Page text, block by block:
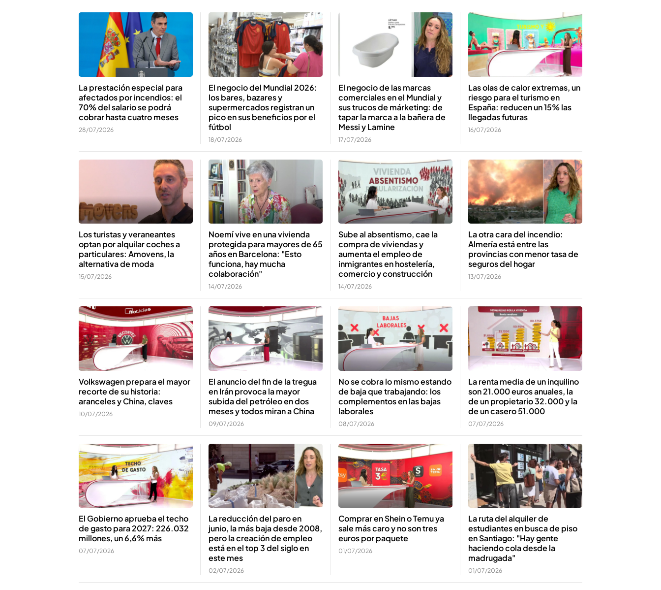
La prestación especial para
afectados por incendios: el
70% del salario se podrá
cobrar hasta cuatro meses
28/07/2026
El negocio del Mundial 2026:
los bares, bazares y
supermercados registran un
pico en sus beneficios por el
fútbol
18/07/2026
El negocio de las marcas
comerciales en el Mundial y
sus trucos de márketing: de
tapar la marca a la bañera de
Messi y Lamine
17/07/2026
Las olas de calor extremas, un
riesgo para el turismo en
España: reducen un 15% las
llegadas futuras
16/07/2026
Los turistas y veraneantes
optan por alquilar coches a
particulares: Amovens, la
alternativa de moda
15/07/2026
Noemí vive en una vivienda
protegida para mayores de 65
años en Barcelona: "Esto
funciona, hay mucha
colaboración"
14/07/2026
Sube al absentismo, cae la
compra de viviendas y
aumenta el empleo de
inmigrantes en hostelería,
comercio y construcción
14/07/2026
La otra cara del incendio:
Almería está entre las
provincias con menor tasa de
seguros del hogar
13/07/2026
Volkswagen prepara el mayor
recorte de su historia:
aranceles y China, claves
10/07/2026
El anuncio del fin de la tregua
en Irán provoca la mayor
subida del petróleo en dos
meses y todos miran a China
09/07/2026
No se cobra lo mismo estando
de baja que trabajando: los
complementos en las bajas
laborales
08/07/2026
La renta media de un inquilino
son 21.000 euros anuales, la
de un propietario 32.000 y la
de un casero 51.000
07/07/2026
El Gobierno aprueba el techo
de gasto para 2027: 226.032
millones, un 6,6% más
07/07/2026
La reducción del paro en
junio, la más baja desde 2008,
pero la creación de empleo
está en el top 3 del siglo en
este mes
02/07/2026
Comprar en Shein o Temu ya
sale más caro y no son tres
euros por paquete
01/07/2026
La ruta del alquiler de
estudiantes en busca de piso
en Santiago: "Hay gente
haciendo cola desde la
madrugada"
01/07/2026